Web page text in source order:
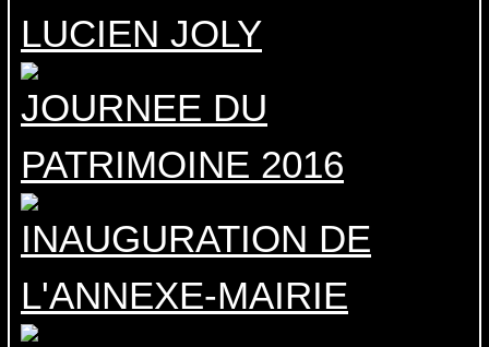
LUCIEN JOLY
JOURNEE DU
PATRIMOINE 2016
INAUGURATION DE
L'ANNEXE-MAIRIE